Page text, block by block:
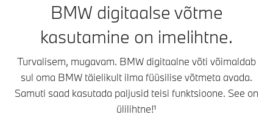
BMW digitaalse võtme
kasutamine on imelihtne.
Turvalisem, mugavam. BMW digitaalne võti võimaldab
sul oma BMW täielikult ilma füüsilise võtmeta avada.
Samuti saad kasutada paljusid teisi funktsioone. See on
ülilihtne!¹